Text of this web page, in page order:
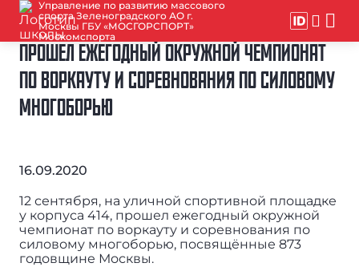
Управление по развитию массового
спорта Зеленоградского АО г.
Москвы ГБУ «МОСГОРСПОРТ»
Москомспорта
ПРОШЕЛ ЕЖЕГОДНЫЙ ОКРУЖНОЙ ЧЕМПИОНАТ
ПО ВОРКАУТУ И СОРЕВНОВАНИЯ ПО СИЛОВОМУ
МНОГОБОРЬЮ
16.09.2020
12 сентября, на уличной спортивной площадке
у корпуса 414, прошел ежегодный окружной
чемпионат по воркауту и соревнования по
силовому многоборью, посвящённые 873
годовщине Москвы.